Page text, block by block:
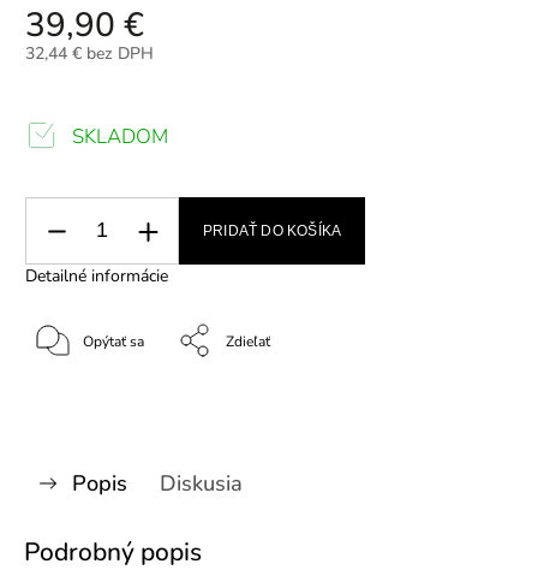
39,90 €
32,44 € bez DPH
SKLADOM
PRIDAŤ DO KOŠÍKA
Detailné informácie
Opýtať sa Zdieľať
Popis Diskusia
Podrobný popis